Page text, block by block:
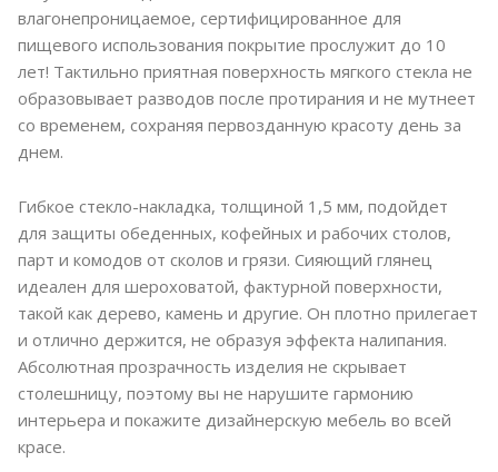
влагонепроницаемое, сертифицированное для
пищевого использования покрытие прослужит до 10
лет! Тактильно приятная поверхность мягкого стекла не
образовывает разводов после протирания и не мутнеет
со временем, сохраняя первозданную красоту день за
днем.
Гибкое стекло-накладка, толщиной 1,5 мм, подойдет
для защиты обеденных, кофейных и рабочих столов,
парт и комодов от сколов и грязи. Сияющий глянец
идеален для шероховатой, фактурной поверхности,
такой как дерево, камень и другие. Он плотно прилегает
и отлично держится, не образуя эффекта налипания.
Абсолютная прозрачность изделия не скрывает
столешницу, поэтому вы не нарушите гармонию
интерьера и покажите дизайнерскую мебель во всей
красе.